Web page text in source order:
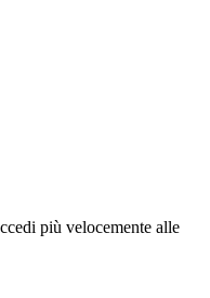
più velocemente alle